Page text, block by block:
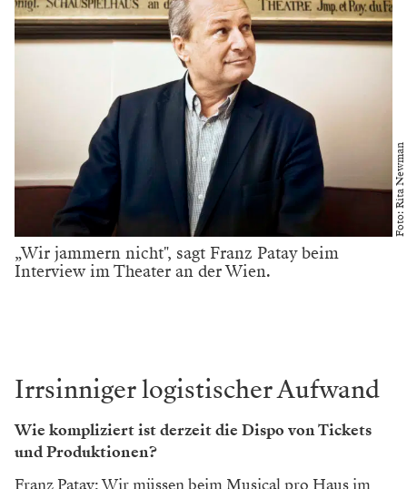
Foto: Rita Newman
„Wir jammern nicht", sagt Franz Patay beim
Interview im Theater an der Wien.
Irrsinniger logistischer Aufwand
Wie kompliziert ist derzeit die Dispo von Tickets
und Produktionen?